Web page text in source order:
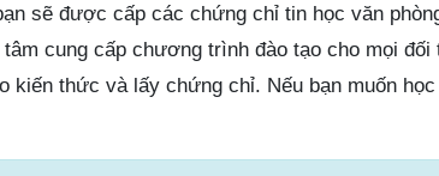
sẽ được cấp các chứng chỉ tin học văn
cung cấp chương trình đào tạo cho mọi
kiến thức và lấy chứng chỉ. Nếu bạn muốn